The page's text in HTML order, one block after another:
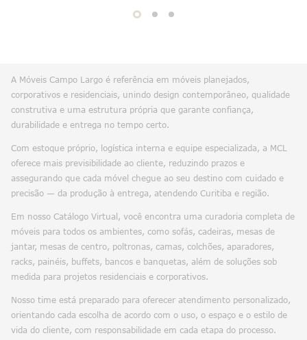
Home Palermo Home Slim
A Móveis Campo Largo é referência em móveis planejados,
corporativos e residenciais, unindo design contemporâneo, qualidade
construtiva e uma estrutura própria que garante confiança,
durabilidade e entrega no tempo certo.
Com estoque próprio, logística interna e equipe especializada, a MCL
oferece mais previsibilidade ao cliente, reduzindo prazos e
assegurando que cada móvel chegue ao seu destino com cuidado e
precisão — da produção à entrega, atendendo Curitiba e região.
móveis para todos os ambientes, como sofás, cadeiras, mesas de
jantar, mesas de centro, poltronas, camas, colchões, aparadores,
racks, painéis, buffets, bancos e banquetas, além de soluções sob